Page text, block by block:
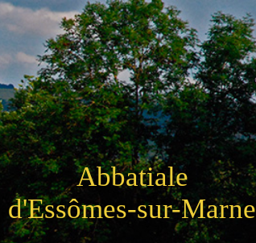
Abbatiale
d'Essômes-sur-Marne